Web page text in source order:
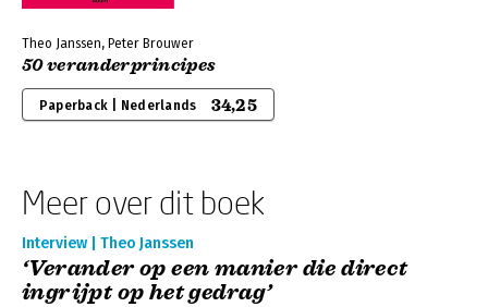
Theo Janssen, Peter Brouwer
50 veranderprincipes
Paperback | Nederlands 34,25
Meer over dit boek
Interview | Theo Janssen
‘Verander op een manier die direct
ingrijpt op het gedrag’